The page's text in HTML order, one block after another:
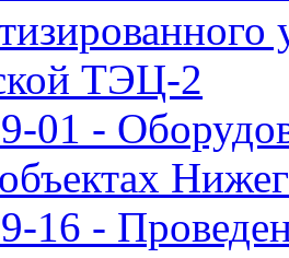
ТЭЦ-2
01 -
16 -